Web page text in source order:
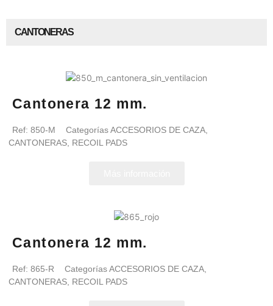
CANTONERAS
Cantonera 12 mm.
Ref: 850-M CategoríasACCESORIOS DE CAZA
CANTONERAS, RECOIL PADS
Cantonera 12 mm.
Ref: 865-R CategoríasACCESORIOS DE CAZA,
CANTONERAS, RECOIL PADS